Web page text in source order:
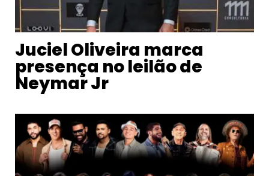
Juciel Oliveira marca
presença no leilão de
Neymar Jr